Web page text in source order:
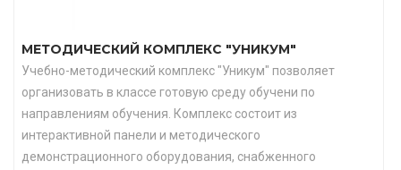
МЕТОДИЧЕСКИЙ КОМПЛЕКС "УНИКУМ"
Учебно-методический комплекс "Уникум" позволяет
организовать в классе готовую среду обучени по
направлениям обучения. Комплекс состоит из
интерактивной панели и методического
демонстрационного оборудования, снабженного